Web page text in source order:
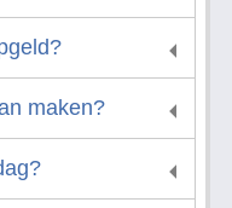
maken?